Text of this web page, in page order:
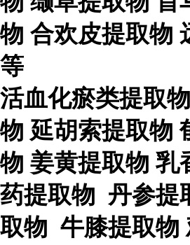
物 合欢皮提取物
等
活血化瘀类提取
物 延胡索提取物
物 姜黄提取物 乳
药提取物 丹参提
取物 牛膝提取物